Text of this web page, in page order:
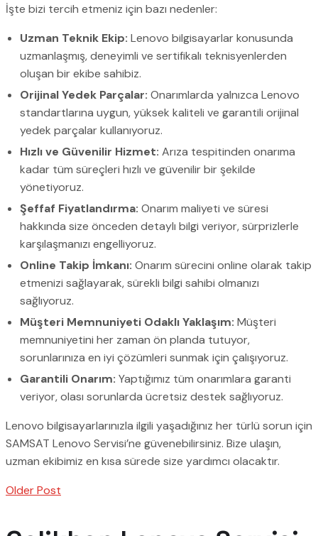
İşte bizi tercih etmeniz için bazı nedenler:
Uzman Teknik Ekip: Lenovo bilgisayarlar konusunda
uzmanlaşmış, deneyimli ve sertifikalı teknisyenlerden
oluşan bir ekibe sahibiz.
Orijinal Yedek Parçalar: Onarımlarda yalnızca Lenovo
standartlarına uygun, yüksek kaliteli ve garantili orijinal
yedek parçalar kullanıyoruz.
Hızlı ve Güvenilir Hizmet: Arıza tespitinden onarıma
kadar tüm süreçleri hızlı ve güvenilir bir şekilde
yönetiyoruz.
Şeffaf Fiyatlandırma: Onarım maliyeti ve süresi
hakkında size önceden detaylı bilgi veriyor, sürprizlerle
karşılaşmanızı engelliyoruz.
Online Takip İmkanı: Onarım sürecini online olarak takip
etmenizi sağlayarak, sürekli bilgi sahibi olmanızı
sağlıyoruz.
Müşteri Memnuniyeti Odaklı Yaklaşım: Müşteri
memnuniyetini her zaman ön planda tutuyor,
sorunlarınıza en iyi çözümleri sunmak için çalışıyoruz.
Garantili Onarım: Yaptığımız tüm onarımlara garanti
veriyor, olası sorunlarda ücretsiz destek sağlıyoruz.
Lenovo bilgisayarlarınızla ilgili yaşadığınız her türlü sorun için
SAMSAT Lenovo Servisi’ne güvenebilirsiniz. Bize ulaşın,
uzman ekibimiz en kısa sürede size yardımcı olacaktır.
Older Post